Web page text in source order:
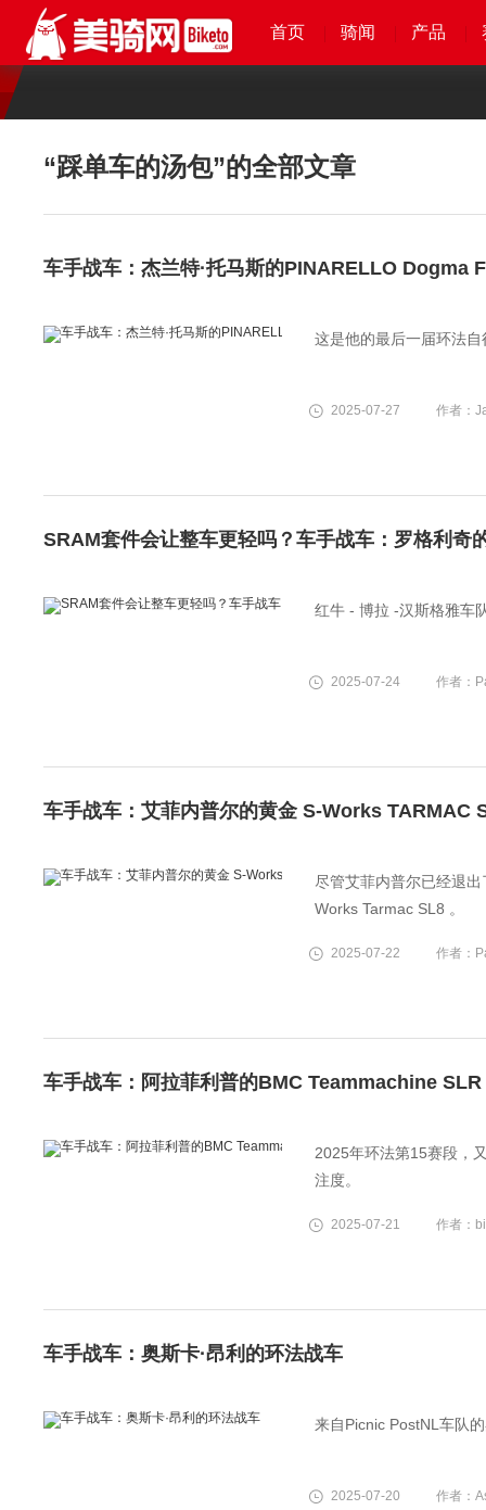
首页 骑闻 产品
首页 骑闻 产品
首页 骑闻 产品
首页 骑闻 产品
“踩单车的汤包”的全部文章
车手战车：杰兰特·托马斯的PINARELLO Dogma F
这是他的最后一届环法自
2025-07-27 作者：
SRAM套件会让整车更轻吗？车手战车：罗格利奇
红牛 - 博拉 -汉斯格雅车
2025-07-24 作者：
车手战车：艾菲内普尔的黄金 S-Works TARMAC
尽管艾菲内普尔已经退
Works Tarmac SL8 。
2025-07-22 作者：
车手战车：阿拉菲利普的BMC Teammachine SLR
2025年环法第15赛段，
注度。
2025-07-21 作者：
车手战车：奥斯卡·昂利的环法战车
来自Picnic PostNL车队
2025-07-20 作者：